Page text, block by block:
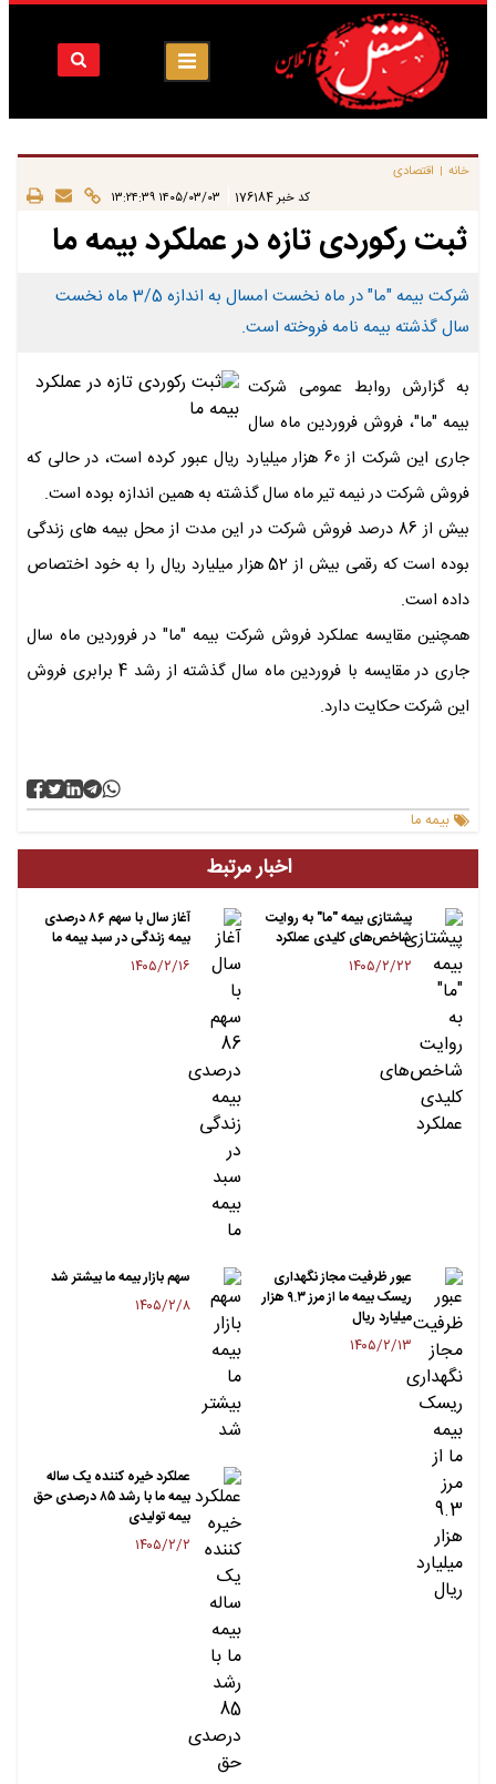
خانه | اقتصادی
کد خبر 176184 ۱۴۰۵/۰۳/۰۳ ۱۳:۲۴:۳۹
ثبت رکوردی تازه در عملکرد بیمه ما
شرکت بیمه "ما" در ماه نخست امسال به اندازه 3/5 ماه نخست
سال گذشته بیمه نامه فروخته است.
به گزارش روابط عمومی شرکت
بیمه "ما"، فروش فروردین ماه سال
جاری این شرکت از 60 هزار میلیارد ریال عبور کرده است، در حالی که
فروش شرکت در نیمه تیر ماه سال گذشته به همین اندازه بوده است.
بیش از 86 درصد فروش شرکت در این مدت از محل بیمه های زندگی
بوده است که رقمی بیش از 52 هزار میلیارد ریال را به خود اختصاص
داده است.
همچنین مقایسه عملکرد فروش شرکت بیمه "ما" در فروردین ماه سال
جاری در مقایسه با فروردین ماه سال گذشته از رشد 4 برابری فروش
این شرکت حکایت دارد.
بیمه ما
اخبار مرتبط
پیشتازی بیمه "ما" به روایت
شاخص‌های کلیدی عملکرد
۱۴۰۵/۲/۲۲
آغاز سال با سهم ۸۶ درصدی
بیمه زندگی در سبد بیمه ما
۱۴۰۵/۲/۱۶
عبور ظرفیت مجاز نگهداری
ریسک بیمه ما از مرز ۹.۳ هزار
میلیارد ریال
۱۴۰۵/۲/۱۳
سهم بازار بیمه ما بیشتر شد
۱۴۰۵/۲/۸
عملکرد خیره کننده یک ساله
بیمه ما با رشد ۸۵ درصدی حق
بیمه تولیدی
۱۴۰۵/۲/۲